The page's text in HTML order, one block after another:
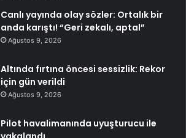
Canlı yayında olay sözler: Ortalık bir
anda karıştı! “Geri zekalı, aptal”
Ağustos 9, 2026
Altında fırtına öncesi sessizlik: Rekor
için gün verildi
Ağustos 9, 2026
Pilot havalimanında uyuşturucu ile